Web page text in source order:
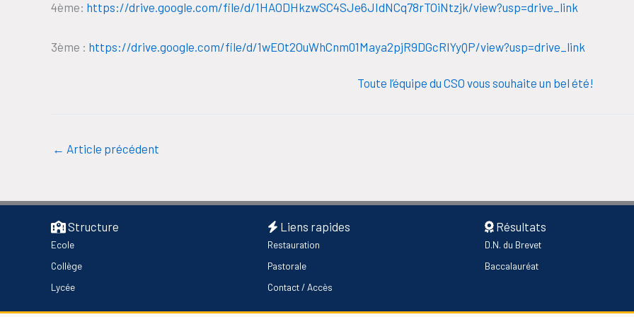
4ème: https://drive.google.com/file/d/1HAODHkzwSC4SJe6JIdNCq78rTOiNtzjk/view?usp=drive_link
3ème : https://drive.google.com/file/d/1wEOt2OuWhCnm01Maya2pjR9DGcRIYyQP/view?usp=drive_link
Toute l’équipe du CSO vous souhaite un bel été!
← Article précédent
Structure
Ecole
Collège
Lycée
Liens rapides
Restauration
Pastorale
Contact / Accès
Résultats
D.N. du Brevet
Baccalauréat